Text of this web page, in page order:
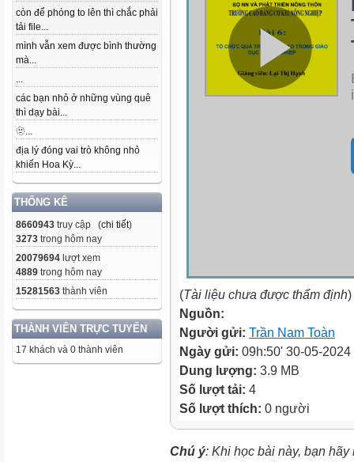
còn để phóng to lên thì chắc phải
tải file...
mình vẫn xem được bình thường
mà...
...
các bạn nhỏ ở những vùng quê
thì dạy bài...
🫥...
địa lý đóng vai trò không nhỏ
khiến Hoa Kỳ...
THỐNG KÊ
8660943 truy cập (chi tiết)
3273 trong hôm nay
20079694 lượt xem
4889 trong hôm nay
15281563 thành viên
THÀNH VIÊN TRỰC TUYẾN
17 khách và 0 thành viên
(Tài liệu chưa được thẩm định)
Nguồn:
Người gửi: Trần Nam Toàn
Ngày gửi: 09h:50' 30-05-2024
Dung lượng: 3.9 MB
Số lượt tải: 4
Số lượt thích: 0 người
Chú ý: Khi học bài này, bạn